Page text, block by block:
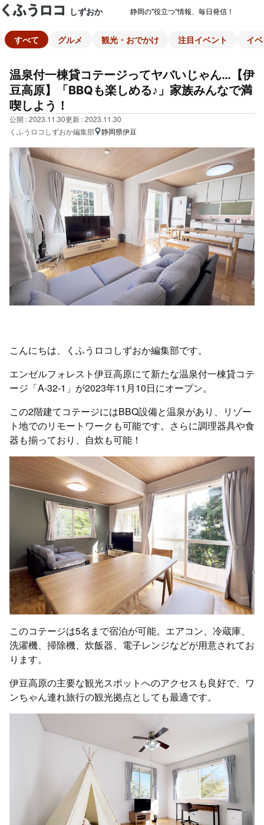
しずおか 静岡の"役立つ"情報、毎日発信！
すべて グルメ 観光・おでかけ 注目イベント イ
温泉付一棟貸コテージってヤバいじゃん…【伊
豆高原】「BBQも楽しめる♪」家族みんなで満
喫しよう！
公開 : 2023.11.30更新 : 2023.11.30
くふうロコしずおか編集部
静岡県伊豆
こんにちは、くふうロコしずおか編集部です。
エンゼルフォレスト伊豆高原にて新たな温泉付一棟貸コテ
ージ「A-32-1」が2023年11月10日にオープン。
この2階建てコテージにはBBQ設備と温泉があり、リゾー
ト地でのリモートワークも可能です。さらに調理器具や食
器も揃っており、自炊も可能！
このコテージは5名まで宿泊が可能。エアコン、冷蔵庫、
洗濯機、掃除機、炊飯器、電子レンジなどが用意されてお
ります。
伊豆高原の主要な観光スポットへのアクセスも良好で、ワ
ンちゃん連れ旅行の観光拠点としても最適です。